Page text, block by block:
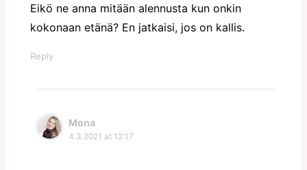
Eikö ne anna mitään alennusta kun onkin
kokonaan etänä? En jatkaisi, jos on kallis.
Reply
Mona
4.3.2021 at 12:17